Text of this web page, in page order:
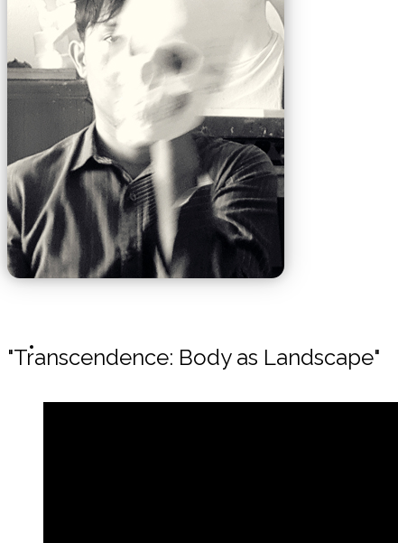
Articles
Publications
Buddha Images
"Transcendence: Body as Landscape"